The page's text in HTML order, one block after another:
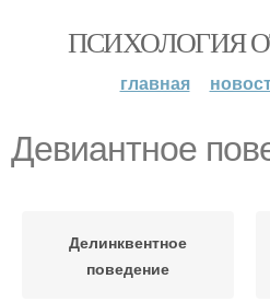
ПСИХОЛОГИЯ
главная
Девиантное
Делинквентное
поведение